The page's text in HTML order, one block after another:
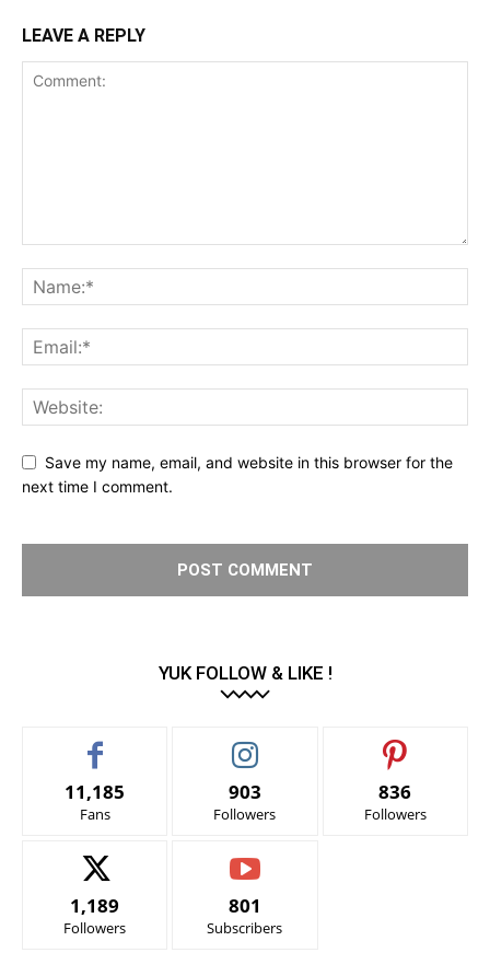
LEAVE A REPLY
Save my name, email, and website in this browser for the
next time I comment.
YUK FOLLOW & LIKE !
11,185
Fans
903
Followers
836
Followers
1,189
Followers
801
Subscribers